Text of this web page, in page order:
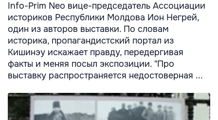
Info-Prim Neo вице-председатель Ассоциации
историков Республики Молдова Ион Негрей,
один из авторов выставки. По словам
историка, пропагандистский портал из
Кишинэу искажает правду, передергивая
факты и меняя посыл экспозиции. "Про
выставку распространяется недостоверная ...